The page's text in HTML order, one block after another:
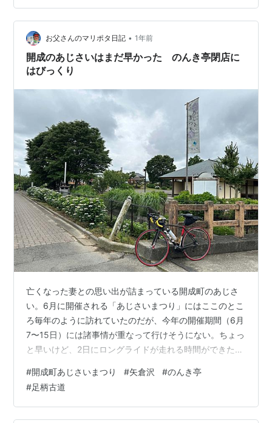
い画像を見たら、行きたい気持ちに火がついてしまいま
した！(笑) 「今年は絶対に行くぞ！」と。 昨日、時間が
取れたので行ってまいりました！ まずは、会場につい
て。 あじさいの里・あじさい公園…
お父さんのマリポタ日記 • 1年前
開成のあじさいはまだ早かった のんき亭閉店に
はびっくり
亡くなった妻との思い出が詰まっている開成町のあじさ
い。6月に開催される「あじさいまつり」にはここのとこ
ろ毎年のように訪れていたのだが、今年の開催期間（6月
7〜15日）には諸事情が重なって行けそうにない。ちょっ
と早いけど、2日にロングライドが走れる時間ができたの
子。でもなんとなく雰囲気は味わえたかな。 開成あじさ
い公園 開成あじさい農道 あしがら花紀行 開成あじさい
の里 あじさいの里からはハナアオイ農道で春めき桜方面
#開成町あじさいまつり #矢倉沢 #のんき亭
#足柄古道